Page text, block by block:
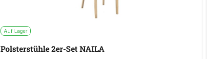
Auf Lager
Polsterstühle 2er-Set NAILA